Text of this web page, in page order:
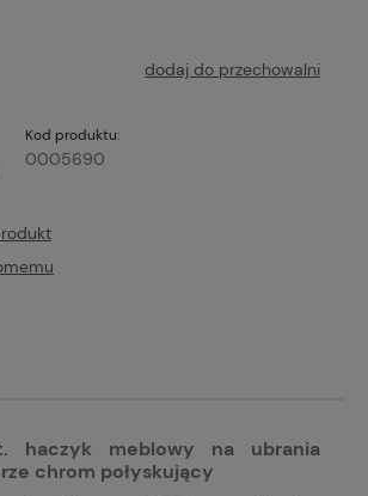
dodaj do przechowalni
Kod produktu:
0005690
haczyk meblowy na ubrania
chrom połyskujący